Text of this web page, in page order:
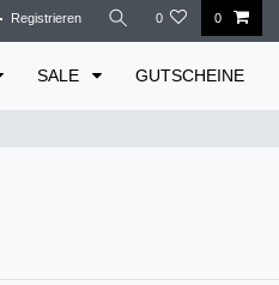
Registrieren 0 0
SALE GUTSCHEINE